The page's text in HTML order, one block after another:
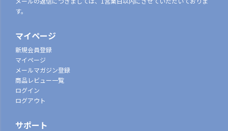
す。
マイページ
新規会員登録
マイページ
メールマガジン登録
商品レビュー一覧
ログイン
ログアウト
サポート